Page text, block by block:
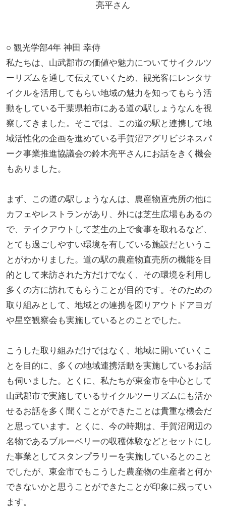
亮平さん
○ 観光学部4年 神田 幸侍
私たちは、山武郡市の価値や魅力についてサイクルツ
ーリズムを通して伝えていくため、観光客にレンタサ
イクルを活用してもらい地域の魅力を知ってもらう活
動をしている千葉県柏市にある道の駅しょうなんを視
察してきました。そこでは、この道の駅と連携して地
域活性化の企画を進めている手賀沼アグリビジネスパ
ーク事業推進協議会の鈴木亮平さんにお話をきく機会
もありました。
まず、この道の駅しょうなんは、農産物直売所の他に
カフェやレストランがあり、外には芝生広場もあるの
で、テイクアウトして芝生の上で食事を取れるなど、
とても過ごしやすい環境を有している施設だというこ
とがわかりました。道の駅の農産物直売所の機能を目
的として来訪された方だけでなく、その環境を利用し
多くの方に訪れてもらうことが目的です。そのための
取り組みとして、地域との連携を図りアウトドアヨガ
や星空観察会も実施しているとのことでした。
こうした取り組みだけではなく、地域に開いていくこ
とを目的に、多くの地域連携活動を実施しているお話
も伺いました。とくに、私たちが東金市を中心として
山武郡市で実施しているサイクルツーリズムにも活か
せるお話を多く聞くことができたことは貴重な機会だ
と思っています。とくに、今の時期は、手賀沼周辺の
名物であるブルーベリーの収穫体験などとセットにし
た事業としてスタンプラリーを実施しているとのこと
でしたが、東金市でもこうした農産物の生産者と何か
できないかと思うことができたことが印象に残ってい
ます。